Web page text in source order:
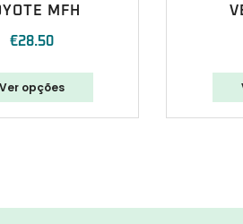
MFH
€28.50
Ver opções